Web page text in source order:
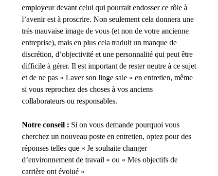
employeur devant celui qui pourrait endosser ce rôle à
l’avenir est à proscrire. Non seulement cela donnera une
très mauvaise image de vous (et non de votre ancienne
entreprise), mais en plus cela traduit un manque de
discrétion, d’objectivité et une personnalité qui peut être
difficile à gérer. Il est important de rester neutre à ce sujet
et de ne pas « Laver son linge sale » en entretien, même
si vous reprochez des choses à vos anciens
collaborateurs ou responsables.
Notre conseil : Si on vous demande pourquoi vous
cherchez un nouveau poste en entretien, optez pour des
réponses telles que « Je souhaite changer
d’environnement de travail » ou « Mes objectifs de
carrière ont évolué »